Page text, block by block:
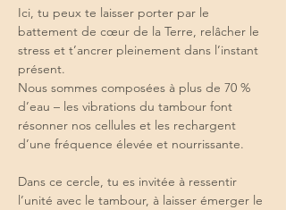
Ici, tu peux te laisser porter par le
battement de cœur de la Terre, relâcher le
stress et t’ancrer pleinement dans l’instant
présent.
Nous sommes composées à plus de 70 %
d’eau – les vibrations du tambour font
résonner nos cellules et les rechargent
d’une fréquence élevée et nourrissante.
Dans ce cercle, tu es invitée à ressentir
l’unité avec le tambour, à laisser émerger le